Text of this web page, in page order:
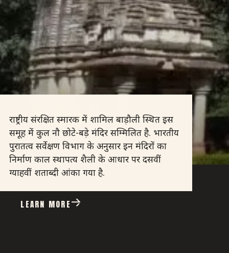
राष्ट्रीय संरक्षित स्मारक में शामिल बाड़ौली स्थित इस
समूह में कुल नौ छोटे-बड़े मंदिर सम्मिलित है. भारतीय
पुरातत्व सर्वेक्षण विभाग के अनुसार इन मंदिरों का
निर्माण काल स्थापत्य शैली के आधार पर दसवीं
ग्याहवीं शताब्दी आंका गया है.
LEARN MORE